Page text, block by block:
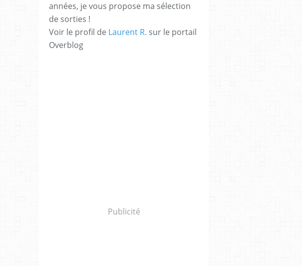
années, je vous propose ma sélection
de sorties !
Voir le profil de Laurent R. sur le portail
Overblog
Publicité